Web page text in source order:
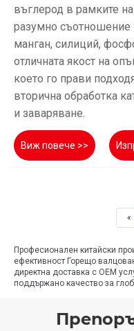
въглерод в рамките
разумно съотношение
манган, силиций,
отличната якост на
което го прави
вторична обработка
и заваряване.
Виж повече >>
«
Професионален китайски
ефективност Горещо
директна доставка с OEM
поддържано качество за